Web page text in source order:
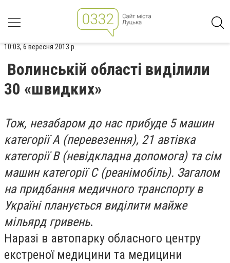
10:03, 6 вересня 2013 р.
Волинській області виділили
30 «швидких»
Тож, незабаром до нас прибуде 5 машин
категорії А (перевезення), 21 автівка
категорії В (невідкладна допомога) та сім
машин категорії С (реанімобіль). Загалом
на придбання медичного транспорту в
Україні планується виділити майже
мільярд гривень.
Наразі в автопарку обласного центру
екстреної медицини та медицини